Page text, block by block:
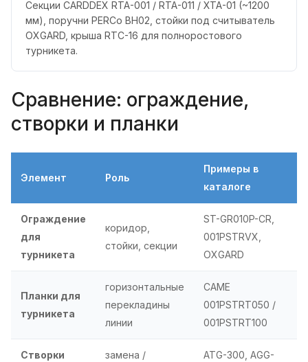
Секции CARDDEX RTA-001 / RTA-011 / XTA-01 (~1200
мм), поручни PERCo BH02, стойки под считыватель
OXGARD, крыша RTC-16 для полноростового
турникета.
Сравнение: ограждение,
створки и планки
Элемент Роль
Примеры в
каталоге
Ограждение
для
турникета
коридор,
стойки, секции
ST-GR010P-CR,
001PSTRVX,
OXGARD
Планки для
турникета
горизонтальные
перекладины
линии
CAME
001PSTRT050 /
001PSTRT100
Створки
замена /
ATG-300, AGG-